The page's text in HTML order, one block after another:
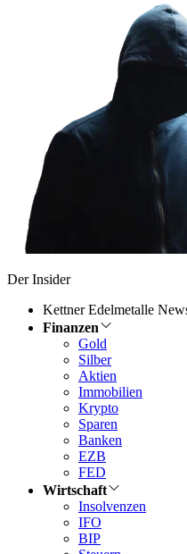
Der Insider
Kettner Edelmetalle
Finanzen
Gold
Silber
Aktien
Immobilien
Krypto
Sparen
Banken
EZB
FED
Wirtschaft
Insolvenzen
IFO
BIP